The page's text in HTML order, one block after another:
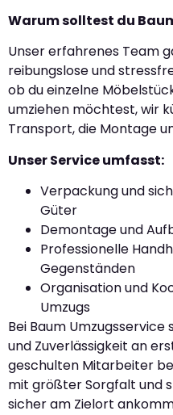
Warum solltest du
Unser erfahrenes Team
reibungslose und
ob du einzelne
umziehen möchtest, wir
Transport, die Montage
Unser Service umfasst:
Verpackung und
Güter
Demontage und
Professionelle
Gegenständen
Organisation und
Umzugs
Bei Baum
und Zuverlässigkeit an
geschulten Mitarbeiter
mit größter Sorgfalt und
sicher am Zielort